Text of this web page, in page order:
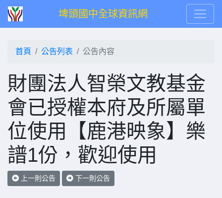
埤頭國中全球資訊網
首頁 公告列表 公告內容
財團法人智榮文教基金
會已授權本府及所屬單
位使用【鹿港映象】樂
譜1份，歡迎使用
上一則公告 下一則公告